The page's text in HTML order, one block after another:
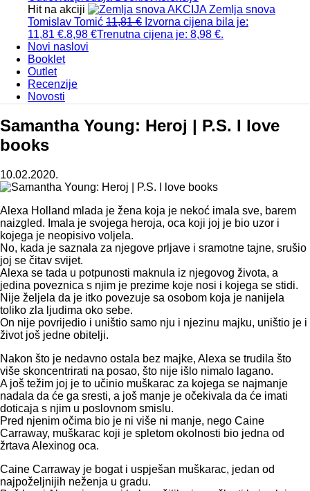
Hit na akciji
AKCIJA Zemlja snova
Tomislav Tomić 11,81€ Izvorna cijena bila je:
11,81 €.8,98 €Trenutna cijena je: 8,98 €.
Novi naslovi
Booklet
Outlet
Recenzije
Novosti
Samantha Young: Heroj | P.S. I love
books
10.02.2020.
Alexa Holland mlada je žena koja je nekoć imala sve, barem
naizgled. Imala je svojega heroja, oca koji joj je bio uzor i
kojega je neopisivo voljela.
No, kada je saznala za njegove prljave i sramotne tajne, srušio
joj se čitav svijet.
Alexa se tada u potpunosti maknula iz njegovog života, a
jedina poveznica s njim je prezime koje nosi i kojega se stidi.
Nije željela da je itko povezuje sa osobom koja je nanijela
toliko zla ljudima oko sebe.
On nije povrijedio i uništio samo nju i njezinu majku, uništio je i
život još jedne obitelji.
Nakon što je nedavno ostala bez majke, Alexa se trudila što
više skoncentrirati na posao, što nije išlo nimalo lagano.
A još težim joj je to učinio muškarac za kojega se najmanje
nadala da će ga sresti, a još manje je očekivala da će imati
doticaja s njim u poslovnom smislu.
Pred njenim očima bio je ni više ni manje, nego Caine
Carraway, muškarac koji je spletom okolnosti bio jedna od
žrtava Alexinog oca.
Caine Carraway je bogat i uspješan muškarac, jedan od
najpoželjnijih neženja u gradu.